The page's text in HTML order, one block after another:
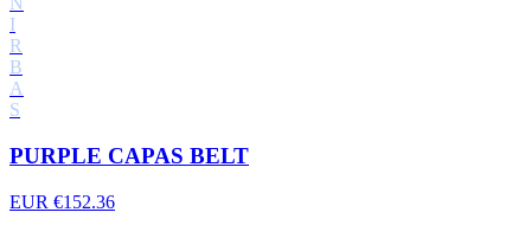
I
R
B
A
S
PURPLE CAPAS BELT
EUR €152.36